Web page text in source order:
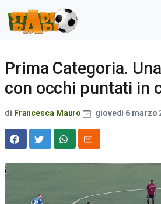
Prima Categoria.
con occhi puntati in
di Francesca Mauro giovedì 6 marzo